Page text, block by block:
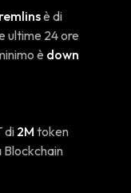
è di
ultime 24 ore
è down
di 2M token
Blockchain